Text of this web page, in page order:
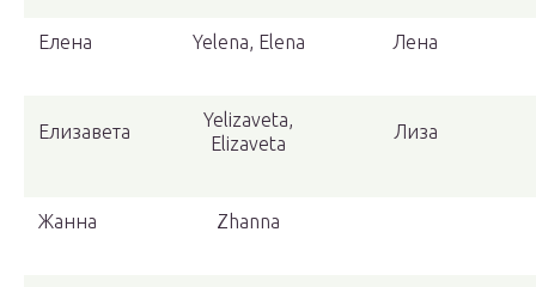
Елена Yelena, Elena Лена
Елизавета
Yelizaveta,
Elizaveta
Лиза
Жанна Zhanna